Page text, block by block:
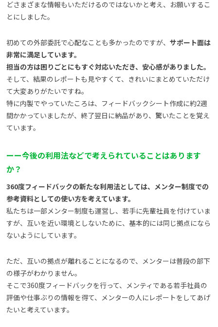
どさまざまな情報もいただけるのではないかと考え、お願いするこ
とにしました。
初めての外部委託で心配なことも多かったのですが、 サポート面は
非常に満足しています。
担当の方は困りごとにもすぐ対応いただき、安心感がありました。
そして、結果のレポートも見やすくて、きれいにまとめていただけ
て大変ありがたいですね。
特に内製でやっていたころは、フィードバックシート作成に約2週
間かかっていましたが、終了翌日に納品があり、驚いたことを覚え
ています。
ーー今後の利用法などで考えられていることはあります
か？
360度フィードバックの新たな利用法としては、メンター制度での
参考資料としての使い方を考えています。
私たちは一部メンター制度も運営し、若手に先輩社員を付けていま
すが、互いを近い環境としないために、基本的には同じ拠点になら
ないようにしています。
ただ、互いの拠点が離れることになるので、メンターは普段の部下
の様子がわかりません。
そこで360度フィードバックを行って、メンティである若手社員の
評価や仕事ぶりの情報を得て、メンターの人にレポートをしてあげ
たいと考えています。